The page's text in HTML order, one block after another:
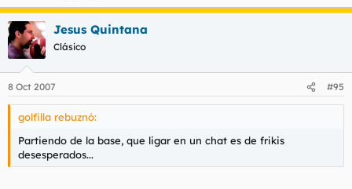
Jesus Quintana
Clásico
8 Oct 2007 #95
golfilla rebuznó:
Partiendo de la base, que ligar en un chat es de frikis
desesperados...